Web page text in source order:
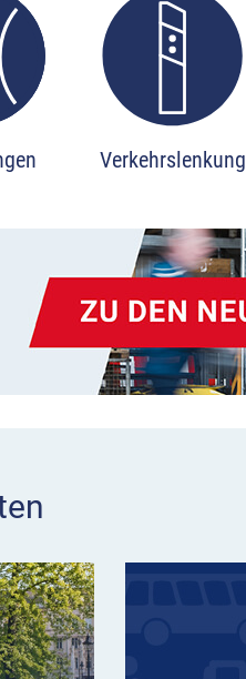
Verkehrslenkung